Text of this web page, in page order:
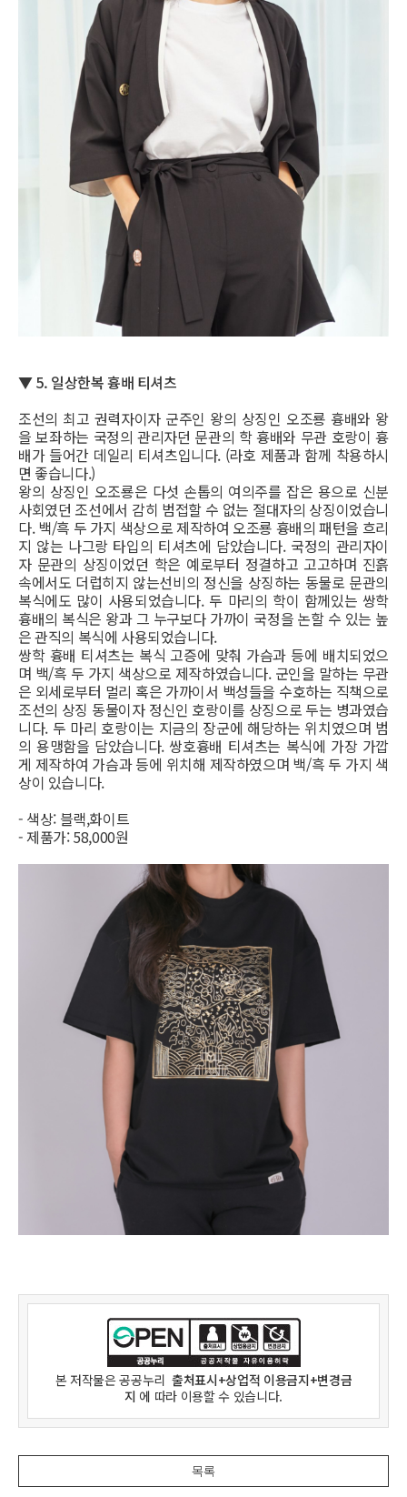
▼ 5. 일상한복 흉배 티셔츠
조선의 최고 권력자이자 군주인 왕의 상징인 오조룡 흉배와 왕
을 보좌하는 국정의 관리자던 문관의 학 흉배와 무관 호랑이 흉
배가 들어간 데일리 티셔츠입니다. (라호 제품과 함께 착용하시
면 좋습니다.)
왕의 상징인 오조룡은 다섯 손톱의 여의주를 잡은 용으로 신분
사회였던 조선에서 감히 범접할 수 없는 절대자의 상징이었습니
다. 백/흑 두 가지 색상으로 제작하여 오조룡 흉배의 패턴을 흐리
지 않는 나그랑 타입의 티셔츠에 담았습니다. 국정의 관리자이
자 문관의 상징이었던 학은 예로부터 정결하고 고고하며 진흙
속에서도 더럽히지 않는선비의 정신을 상징하는 동물로 문관의
복식에도 많이 사용되었습니다. 두 마리의 학이 함께있는 쌍학
흉배의 복식은 왕과 그 누구보다 가까이 국정을 논할 수 있는 높
은 관직의 복식에 사용되었습니다.
쌍학 흉배 티셔츠는 복식 고증에 맞춰 가슴과 등에 배치되었으
며 백/흑 두 가지 색상으로 제작하였습니다. 군인을 말하는 무관
은 외세로부터 멀리 혹은 가까이서 백성들을 수호하는 직책으로
조선의 상징 동물이자 정신인 호랑이를 상징으로 두는 병과였습
니다. 두 마리 호랑이는 지금의 장군에 해당하는 위치였으며 범
의 용맹함을 담았습니다. 쌍호흉배 티셔츠는 복식에 가장 가깝
게 제작하여 가슴과 등에 위치해 제작하였으며 백/흑 두 가지 색
상이 있습니다.
- 색상: 블랙,화이트
- 제품가: 58,000원
본 저작물은공공누리 출처표시+상업적 이용금지+변경금
지 에 따라 이용할 수 있습니다.
목록